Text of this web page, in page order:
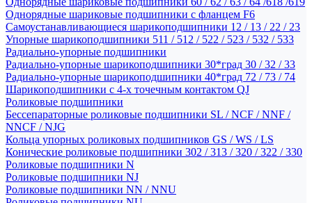
Однорядные шариковые подшипники с фланцем F6
Самоустанавливающиеся шарикоподшипники 12 / 13 / 22 / 23
Упорные шарикоподшипники 511 / 512 / 522 / 523 / 532 / 533
Радиально-упорные подшипники
Радиально-упорные шарикоподшипники 30*град 30 / 32 / 33
Радиально-упорные шарикоподшипники 40*град 72 / 73 / 74
Шарикоподшипники с 4-х точечным контактом QJ
Роликовые подшипники
Бессепараторные роликовые подшипники SL / NCF / NNF /
NNCF / NJG
Кольца упорных роликовых подшипников GS / WS / LS
Конические роликовые подшипники 302 / 313 / 320 / 322 / 330
Роликовые подшипники N
Роликовые подшипники NJ
Роликовые подшипники NN / NNU